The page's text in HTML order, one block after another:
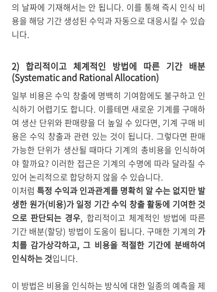
의 날짜에 기재해서는 안 됩니다. 이를 통해 즉시 인식 비
용을 해당 기간 생성된 수익과 자동으로 대응시킬 수 있습
니다.
2) 합리적이고 체계적인 방법에 따른 기간 배분
(Systematic and Rational Allocation)
일부 비용은 수익 창출에 명백히 기여함에도 불구하고 인
식하기 어렵기도 합니다. 이를테면 새로운 기계를 구매하
여 생산 단위와 판매량을 더 높일 수 있다면, 기계 구매 비
용은 수익 창출과 관련 있는 것이 됩니다. 그렇다면 판매
가능한 단위가 생산될 때마다 기계의 총비용을 인식하여
야 할까요? 이러한 접근은 기계의 수명에 따라 달라질 수
있어 논리적으로 합당하지 않을 수 있습니다.
이처럼 특정 수익과 인과관계를 명확히 알 수는 없지만 발
생한 원가(비용)가 일정 기간 수익 창출 활동에 기여한 것
으로 판단되는 경우, 합리적이고 체계적인 방법에 따른
기간 배분(할당) 방법이 도움이 됩니다. 구매한 기계의 가
치를 감가상각하고, 그 비용을 적절한 기간에 분배하여
인식하는 것입니다.
이 방법은 비용을 인식하는 방식에 대한 일종의 예측을 제